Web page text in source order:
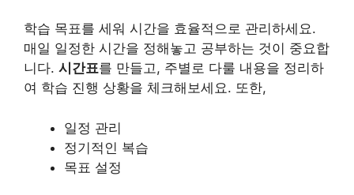
학습 목표를 세워 시간을 효율적으로 관리하세요.
매일 일정한 시간을 정해놓고 공부하는 것이 중요합
니다. 시간표를 만들고, 주별로 다룰 내용을 정리하
여 학습 진행 상황을 체크해보세요. 또한,
일정 관리
정기적인 복습
목표 설정